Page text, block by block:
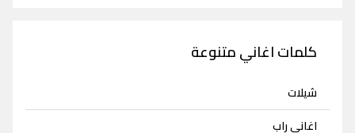
كلمات اغاني متنوعة
شيلات
اغاني راب